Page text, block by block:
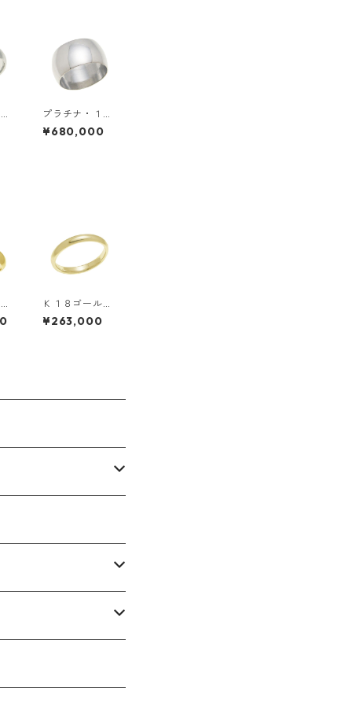
プラチナ・１０
ｍｍ幅・甲丸リ
ング
¥680,000
Ｋ１８ゴール
ド・３ｍｍ幅・
甲丸リング
¥263,000